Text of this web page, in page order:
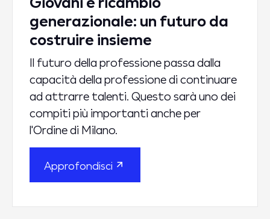
generazionale: un futuro da
costruire insieme
Il futuro della professione passa dalla
capacità della professione di continuare
ad attrarre talenti. Questo sarà uno dei
compiti più importanti anche per
l'Ordine di Milano.
Approfondisci